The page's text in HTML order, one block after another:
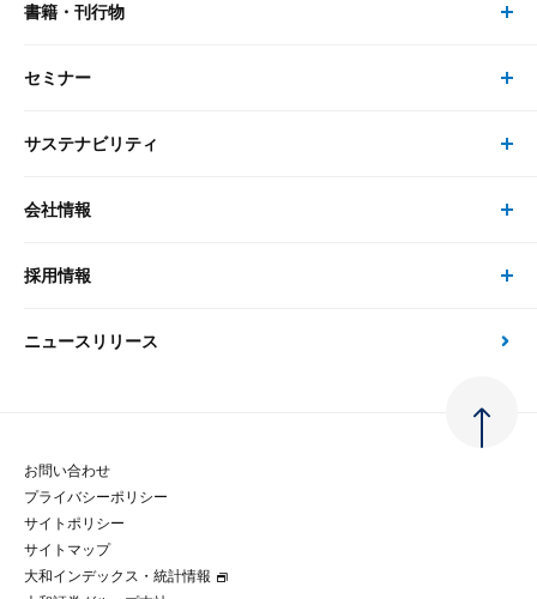
大和総研の強み
先端テクノロジーに基づく新たな価値の創出
最新のレポート・コラム
政策分析
金融経済教育等
研究員・コンサルタント トップ
研究員
書籍・刊行物
書籍・刊行物 トップ
書籍
セミナー
セミナー トップ
現在受付中のセミナー・イベント
サステナビリティ
サステナビリティの取り組み
次世代社会への貢献
マルチステークホルダー方針
会社情報
会社情報 トップ
会社概要・役員一覧
大和総研の歩み
グループ会社
採用情報
採用情報 トップ
経験者採用
ニュースリリース
お問い合わせ
プライバシーポリシー
サイトポリシー
サイトマップ
大和インデックス・統計情報